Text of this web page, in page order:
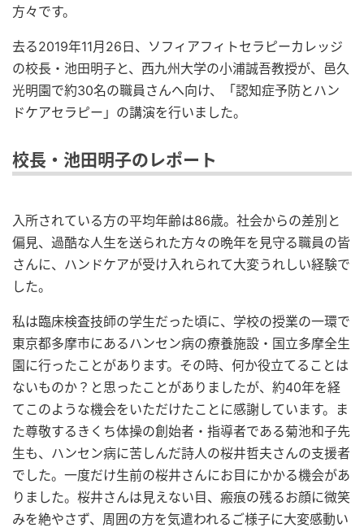
方々です。
去る2019年11月26日、ソフィアフィトセラピーカレッジ
の校長・池田明子と、西九州大学の小浦誠吾教授が、邑久
光明園で約30名の職員さんへ向け、「認知症予防とハン
ドケアセラピー」の講演を行いました。
校長・池田明子のレポート
入所されている方の平均年齢は86歳。社会からの差別と
偏見、過酷な人生を送られた方々の晩年を見守る職員の皆
さんに、ハンドケアが受け入れられて大変うれしい経験で
した。
私は臨床検査技師の学生だった頃に、学校の授業の一環で
東京都多摩市にあるハンセン病の療養施設・国立多摩全生
園に行ったことがあります。その時、何か役立てることは
ないものか？と思ったことがありましたが、約40年を経
てこのような機会をいただけたことに感謝しています。ま
た尊敬するきくち体操の創始者・指導者である菊池和子先
生も、ハンセン病に苦しんだ詩人の桜井哲夫さんの支援者
でした。一度だけ生前の桜井さんにお目にかかる機会があ
りました。桜井さんは見えない目、瘢痕の残るお顔に微笑
みを絶やさず、周囲の方を気遣われるご様子に大変感動い